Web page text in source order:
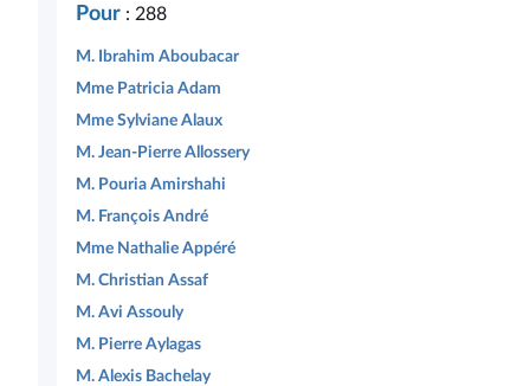
Pour : 288
M. Ibrahim Aboubacar
Mme Patricia Adam
Mme Sylviane Alaux
M. Jean-Pierre Allossery
M. Pouria Amirshahi
M. François André
Mme Nathalie Appéré
M. Christian Assaf
M. Avi Assouly
M. Pierre Aylagas
M. Alexis Bachelay